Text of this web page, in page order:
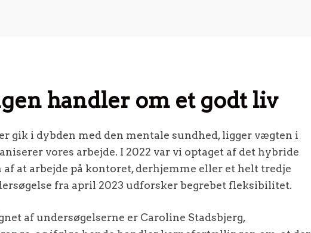
handler om et godt liv
gik i dybden med den mentale sundhed, ligger vægten i
vores arbejde. I 2022 var vi optaget af det hybride
af at arbejde på kontoret, derhjemme eller et helt tredje
fra april 2023 udforsker begrebet fleksibilitet.
af undersøgelserne er Caroline Stadsbjerg,